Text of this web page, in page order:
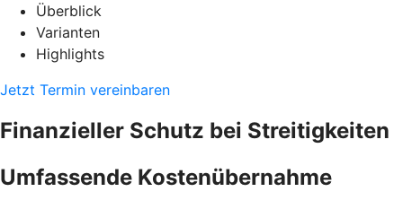
Überblick
Varianten
Highlights
Jetzt Termin vereinbaren
Finanzieller Schutz bei Streitigkeiten
Umfassende Kostenübernahme